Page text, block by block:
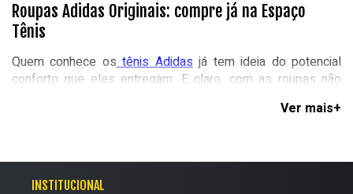
Roupas Adidas Originais: compre já na Espaço
Tênis
Quem conhece ostênis Adidasjá tem ideia do potencial
conforto que eles entregam. E claro, com as roupas não
e, devido a isso, entrou no
agasalhos até peças multicolor, cheias de detalhes
INSTITUCIONAL